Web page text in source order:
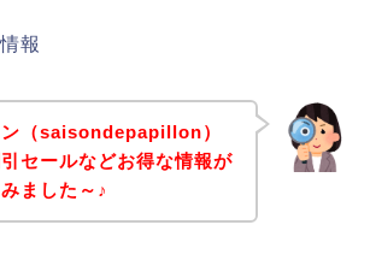
報
（saisondepapillon）
セールなどお得な情報が
ました～♪